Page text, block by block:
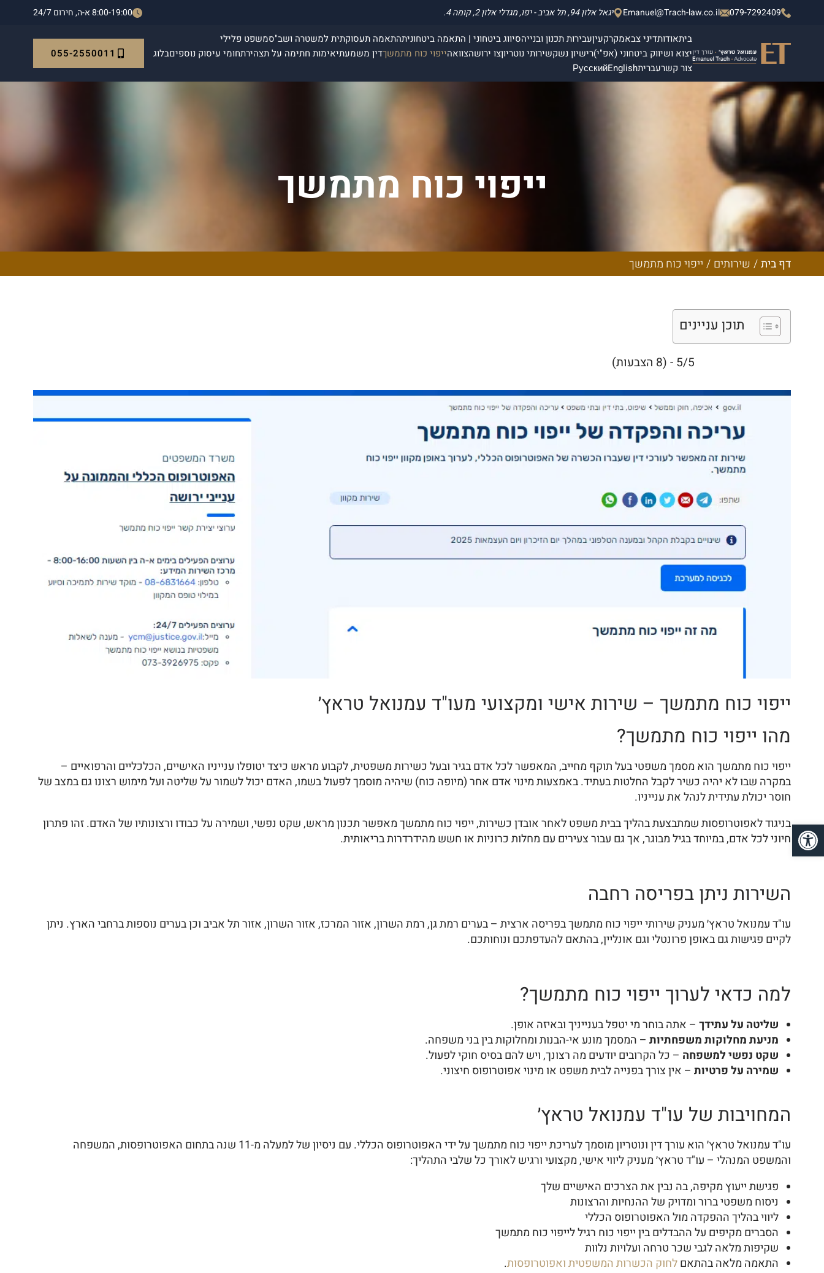
079-7292409
Emanuel@Trach-law.co.il יגאל אלון 94, תל אביב - יפו, מגדלי אלון 2, קומה 4. 8:00-19:00 א-ה, חירום 24/7
ביתאודותדיני צבאמקרקעיןעבירות תכנון ובנייהסיווג ביטחוני | התאמה ביטחוניתהתאמה תעסוקתית למשטרה ושב"סמשפט פלילי
יצוא ושיווק ביטחוני (אפ"י)רישיון נשקשירותי נוטריוןצו ירושהצוואהייפוי כוח מתמשךדין משמעתיאימות חתימה על תצהירתחומי עיסוק נוספיםבלוג
צור קשרעבריתEnglish
Русский
055-2550011
ייפוי כוח מתמשך
דף בית/ שירותים / ייפוי כוח מתמשך
תוכן עניינים
5/5 - (8 הצבעות)
ייפוי כוח מתמשך – שירות אישי ומקצועי מעו"ד עמנואל טראץ׳
מהו ייפוי כוח מתמשך?
ייפוי כוח מתמשך הוא מסמך משפטי בעל תוקף מחייב, המאפשר לכל אדם בגיר ובעל כשירות משפטית, לקבוע מראש כיצד יטופלו ענייניו האישיים, הכלכליים והרפואיים –
במקרה שבו לא יהיה כשיר לקבל החלטות בעתיד. באמצעות מינוי אדם אחר (מיופה כוח) שיהיה מוסמך לפעול בשמו, האדם יכול לשמור על שליטה ועל מימוש רצונו גם במצב של
חוסר יכולת עתידית לנהל את ענייניו.
בניגוד לאפוטרופסות שמתבצעת בהליך בבית משפט לאחר אובדן כשירות, ייפוי כוח מתמשך מאפשר תכנון מראש, שקט נפשי, ושמירה על כבודו ורצונותיו של האדם. זהו פתרון
חיוני לכל אדם, במיוחד בגיל מבוגר, אך גם עבור צעירים עם מחלות כרוניות או חשש מהידרדרות בריאותית.
השירות ניתן בפריסה רחבה
עו"ד עמנואל טראץ׳ מעניק שירותי ייפוי כוח מתמשך בפריסה ארצית – בערים רמת גן, רמת השרון, אזור המרכז, אזור השרון, אזור תל אביב וכן בערים נוספות ברחבי הארץ. ניתן
לקיים פגישות גם באופן פרונטלי וגם אונליין, בהתאם להעדפתכם ונוחותכם.
למה כדאי לערוך ייפוי כוח מתמשך?
שליטה על עתידך– אתה בוחר מי יטפל בענייניך ובאיזה אופן.
מניעת מחלוקות משפחתיות– המסמך מונע אי-הבנות ומחלוקות בין בני משפחה.
שקט נפשי למשפחה – כל הקרובים יודעים מה רצונך, ויש להם בסיס חוקי לפעול.
שמירה על פרטיות– אין צורך בפנייה לבית משפט או מינוי אפוטרופוס חיצוני.
המחויבות של עו"ד עמנואל טראץ׳
עו"ד עמנואל טראץ׳ הוא עורך דין ונוטריון מוסמך לעריכת ייפוי כוח מתמשך על ידי האפוטרופוס הכללי. עם ניסיון של למעלה מ-11 שנה בתחום האפוטרופסות, המשפחה
והמשפט המנהלי – עו"ד טראץ׳ מעניק ליווי אישי, מקצועי ורגיש לאורך כל שלבי התהליך:
פגישת ייעוץ מקיפה, בה נבין את הצרכים האישיים שלך
ניסוח משפטי ברור ומדויק של ההנחיות והרצונות
ליווי בהליך ההפקדה מול האפוטרופוס הכללי
הסברים מקיפים על ההבדלים בין ייפוי כוח רגיל לייפוי כוח מתמשך
שקיפות מלאה לגבי שכר טרחה ועלויות נלוות
התאמה מלאה בהתאםלחוק הכשרות המשפטית ואפוטרופסות.
פתח סרגל נגישות